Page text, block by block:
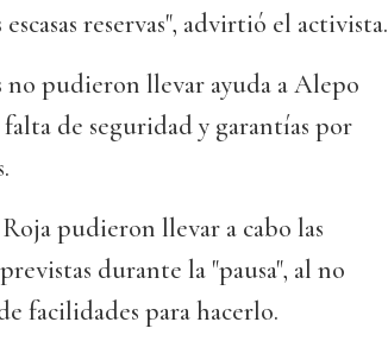
reservas", advirtió el activista.
no pudieron llevar ayuda a Alepo
de seguridad y garantías por
pudieron llevar a cabo las
durante la "pausa", al no
facilidades para hacerlo.